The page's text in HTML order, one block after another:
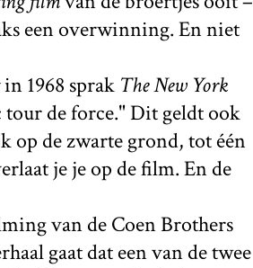
een overwinning. En niet
in 1968 sprak The New York
de force." Dit geldt ook
op de zwarte grond, tot één
je je op de film. En de
van de Coen Brothers
gaat dat een van de twee